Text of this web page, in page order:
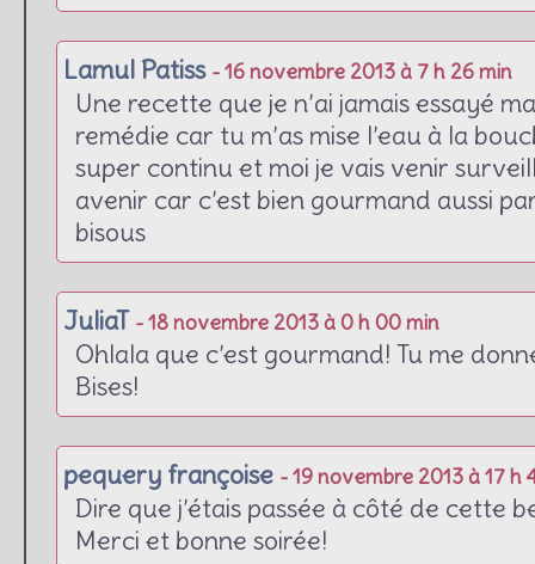
Lamul Patiss - 16 novembre 2013 à 7 h 26 min
Une recette que je n’ai jamais essayé
remédie car tu m’as mise l’eau à la
super continu et moi je vais venir
avenir car c’est bien gourmand aussi
bisous
JuliaT - 18 novembre 2013 à 0 h 00 min
Ohlala que c’est gourmand! Tu me
Bises!
pequery françoise - 19 novembre 2013 à 17 h
Dire que j’étais passée à côté de cette
Merci et bonne soirée!